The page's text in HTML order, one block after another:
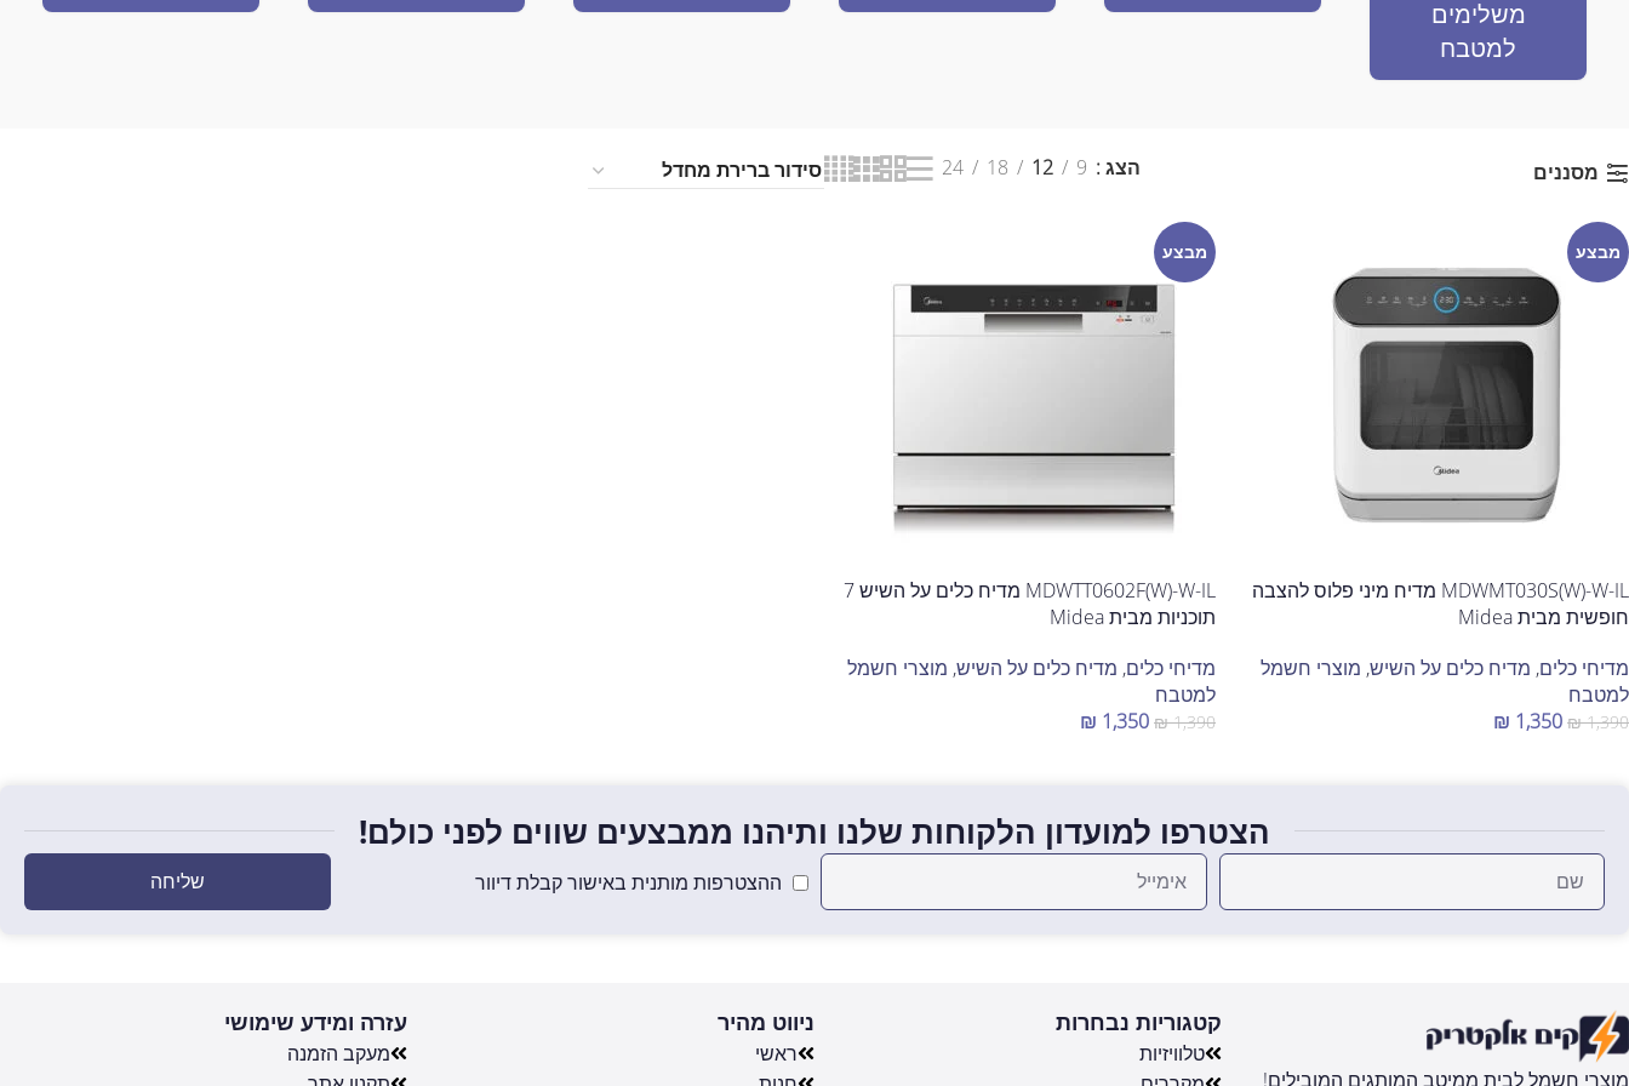
משלימים
למטבח
מסננים הצג 9
12
18
24
מבצע
MDWMT030S(W)-W-IL מדיח מיני פלוס להצבה
חופשית מבית Midea
מדיחי כלים, מדיח כלים על השיש, מוצרי חשמל
למטבח
₪1,390
₪ 1,350
מבצע
MDWTT0602F(W)-W-IL מדיח כלים על השיש 7
תוכניות מבית Midea
מדיחי כלים, מדיח כלים על השיש, מוצרי חשמל
למטבח
₪1,390
₪ 1,350
הצטרפו למועדון הלקוחות שלנו ותיהנו ממבצעים שווים לפני כולם!
ההצטרפות מותנית באישור קבלת דיוור שליחה
מוצרי חשמל לבית ממיטב המותגים המובילים!
קטגוריות נבחרות
טלוויזיות
ניווט מהיר
ראשי
עזרה ומידע שימושי
מעקב הזמנה